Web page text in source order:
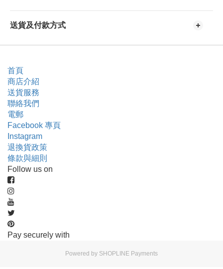
送貨及付款方式
首頁
商店介紹
送貨服務
聯絡我們
電郵
Facebook 專頁
Instagram
退換貨政策
條款與細則
Follow us on
Pay securely with
Powered by SHOPLINE Payments